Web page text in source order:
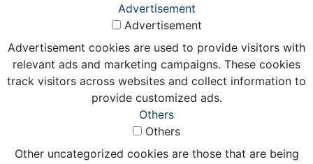
Advertisement
Advertisement
Advertisement cookies are used to provide visitors with
relevant ads and marketing campaigns. These cookies
track visitors across websites and collect information to
provide customized ads.
Others
Others
Other uncategorized cookies are those that are being